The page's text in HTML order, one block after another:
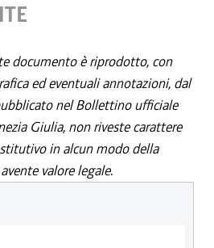
documento è riprodotto, con
ed eventuali annotazioni, dal
nel Bollettino ufficiale
Giulia, non riveste carattere
in alcun modo della
valore legale.